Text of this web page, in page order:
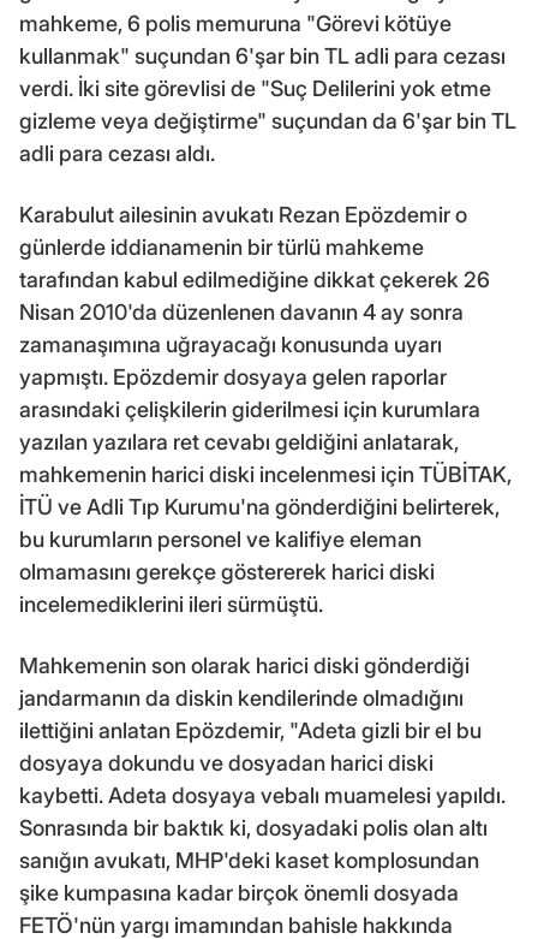
mahkeme, 6 polis memuruna "Görevi kötüye
kullanmak" suçundan 6'şar bin TL adli para cezası
verdi. İki site görevlisi de "Suç Delilerini yok etme
gizleme veya değiştirme" suçundan da 6'şar bin TL
adli para cezası aldı.
Karabulut ailesinin avukatı Rezan Epözdemir o
günlerde iddianamenin bir türlü mahkeme
tarafından kabul edilmediğine dikkat çekerek 26
Nisan 2010'da düzenlenen davanın 4 ay sonra
zamanaşımına uğrayacağı konusunda uyarı
yapmıştı. Epözdemir dosyaya gelen raporlar
arasındaki çelişkilerin giderilmesi için kurumlara
yazılan yazılara ret cevabı geldiğini anlatarak,
mahkemenin harici diski incelenmesi için TÜBİTAK,
İTÜ ve Adli Tıp Kurumu'na gönderdiğini belirterek,
bu kurumların personel ve kalifiye eleman
olmamasını gerekçe göstererek harici diski
incelemediklerini ileri sürmüştü.
Mahkemenin son olarak harici diski gönderdiği
jandarmanın da diskin kendilerinde olmadığını
ilettiğini anlatan Epözdemir, "Adeta gizli bir el bu
dosyaya dokundu ve dosyadan harici diski
kaybetti. Adeta dosyaya vebalı muamelesi yapıldı.
Sonrasında bir baktık ki, dosyadaki polis olan altı
sanığın avukatı, MHP'deki kaset komplosundan
şike kumpasına kadar birçok önemli dosyada
FETÖ'nün yargı imamından bahisle hakkında